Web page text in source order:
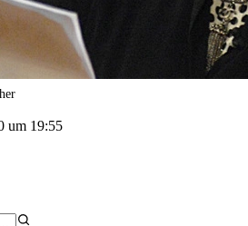
um 19:55